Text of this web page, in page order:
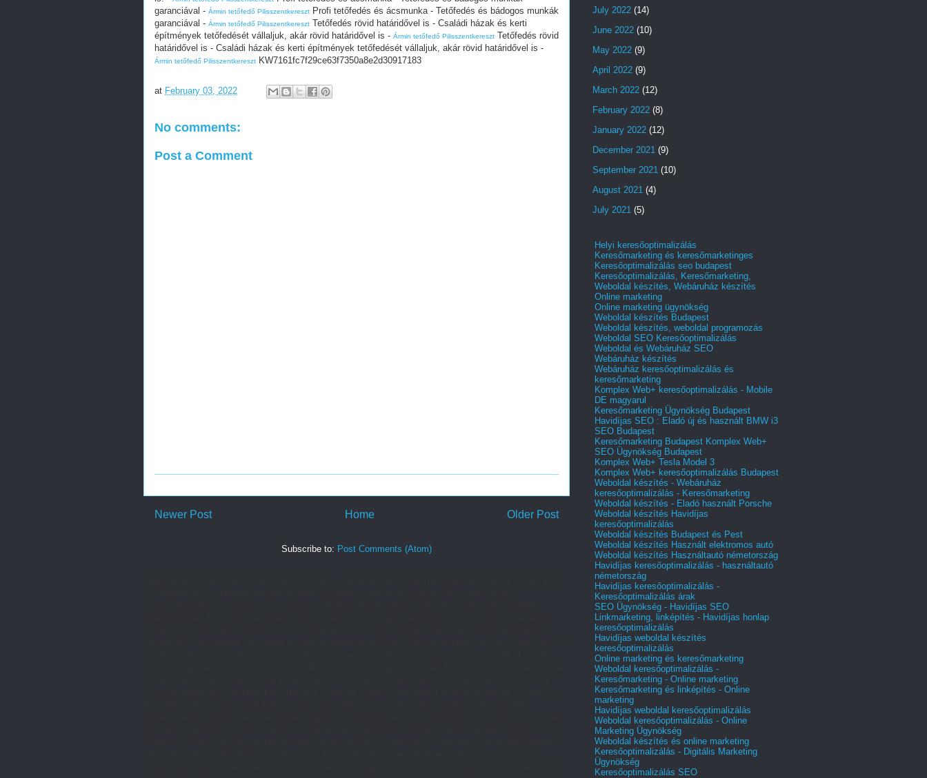
garanciával - Ármin tetőfedő Pilisszentkereszt Profi tetőfedés és ácsmunka - Tetőfedés és bádogos munkák
garanciával - Ármin tetőfedő Pilisszentkereszt Tetőfedés rövid határidővel is - Családi házak és kerti
építmények tetőfedését vállaljuk, akár rövid határidővel is - Ármin tetőfedő Pilisszentkereszt Tetőfedés rövid
határidővel is - Családi házak és kerti építmények tetőfedését vállaljuk, akár rövid határidővel is -
Ármin tetőfedő Pilisszentkereszt KW7161fc7f29ce63f7350a8e2d30917183
at February 03, 2022
No comments:
Post a Comment
Newer Post Older Post
Home
Subscribe to: Post Comments (Atom)
July 2022 (14)
June 2022 (10)
May 2022 (9)
April 2022 (9)
March 2022 (12)
February 2022 (8)
January 2022 (12)
December 2021 (9)
September 2021 (10)
August 2021 (4)
July 2021 (5)
Helyi keresőoptimalizálás
Keresőmarketing és keresőmarketinges
Keresőoptimalizálás seo budapest
Keresőoptimalizálás, Keresőmarketing,
Weboldal készítés, Webáruház készítés
Online marketing
Online marketing ügynökség
Weboldal készítés Budapest
Weboldal készítés, weboldal programozás
Weboldal SEO Keresőoptimalizálás
Weboldal és Webáruház SEO
Webáruház készítés
Webáruház keresőoptimalizálás és
keresőmarketing
Komplex Web+ keresőoptimalizálás - Mobile
DE magyarul
Keresőmarketing Ügynökség Budapest
Havidíjas SEO : Eladó új és használt BMW i3
SEO Budapest
Keresőmarketing Budapest Komplex Web+
SEO Ügynökség Budapest
Komplex Web+ Tesla Model 3
Komplex Web+ keresőoptimalizálás Budapest
Weboldal készítés - Webáruház
keresőoptimalizálás - Keresőmarketing
Weboldal készítés - Eladó használt Porsche
Weboldal készítés Havidíjas
keresőoptimalizálás
Weboldal készítés Budapest és Pest
Weboldal készítés Használt elektromos autó
Weboldal készítés Használtautó németország
Havidíjas keresőoptimalizálás - használtautó
németország
Havidíjas keresőoptimalizálás -
Keresőoptimalizálás árak
SEO Ügynökség - Havidíjas SEO
Linkmarketing, linképítés - Havidíjas honlap
keresőoptimalizálás
Havidíjas weboldal készítés
keresőoptimalizálás
Online marketing és keresőmarketing
Weboldal keresőoptimalizálás -
Keresőmarketing - Online marketing
Keresőmarketing és linképítés - Online
marketing
Havidíjas weboldal keresőoptimalizálás
Weboldal keresőoptimalizálás - Online
Marketing Ügynökség
Weboldal készítés és online marketing
Keresőoptimalizálás - Digitális Marketing
Ügynökség
Keresőoptimalizálás SEO